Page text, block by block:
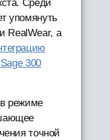
Среди
упомянуть
RealWear, а
300
режиме
точной